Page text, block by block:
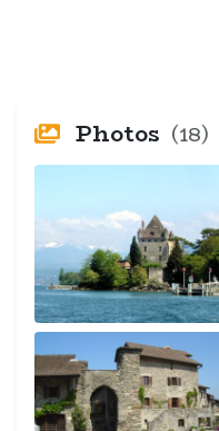
Photos (18)